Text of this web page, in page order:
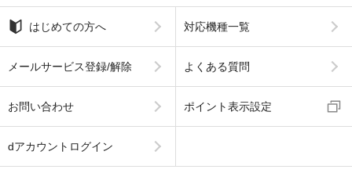
はじめての方へ 対応機種一覧
メールサービス登録/解除 よくある質問
お問い合わせ ポイント表示設定
dアカウントログイン